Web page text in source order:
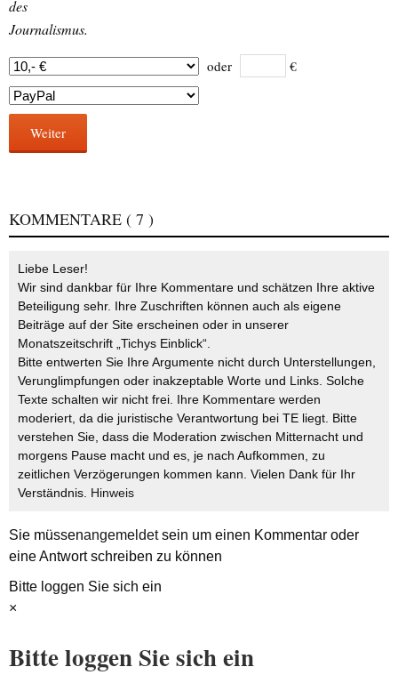
des
Journalismus.
oder €
Weiter
KOMMENTARE ( 7 )
Liebe Leser!
Wir sind dankbar für Ihre Kommentare und schätzen Ihre aktive
Beteiligung sehr. Ihre Zuschriften können auch als eigene
Beiträge auf der Site erscheinen oder in unserer
Monatszeitschrift „Tichys Einblick“.
Bitte entwerten Sie Ihre Argumente nicht durch Unterstellungen,
Verunglimpfungen oder inakzeptable Worte und Links. Solche
Texte schalten wir nicht frei. Ihre Kommentare werden
moderiert, da die juristische Verantwortung bei TE liegt. Bitte
verstehen Sie, dass die Moderation zwischen Mitternacht und
morgens Pause macht und es, je nach Aufkommen, zu
zeitlichen Verzögerungen kommen kann. Vielen Dank für Ihr
Verständnis. Hinweis
Sie müssenangemeldetsein um einen Kommentar oder
eine Antwort schreiben zu können
Bitte loggen Sie sich ein
×
Bitte loggen Sie sich ein